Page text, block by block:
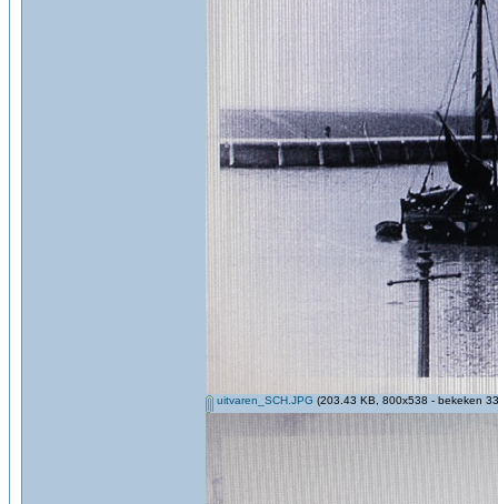
uitvaren_SCH.JPG (203.43 KB, 800x538 - bekeken